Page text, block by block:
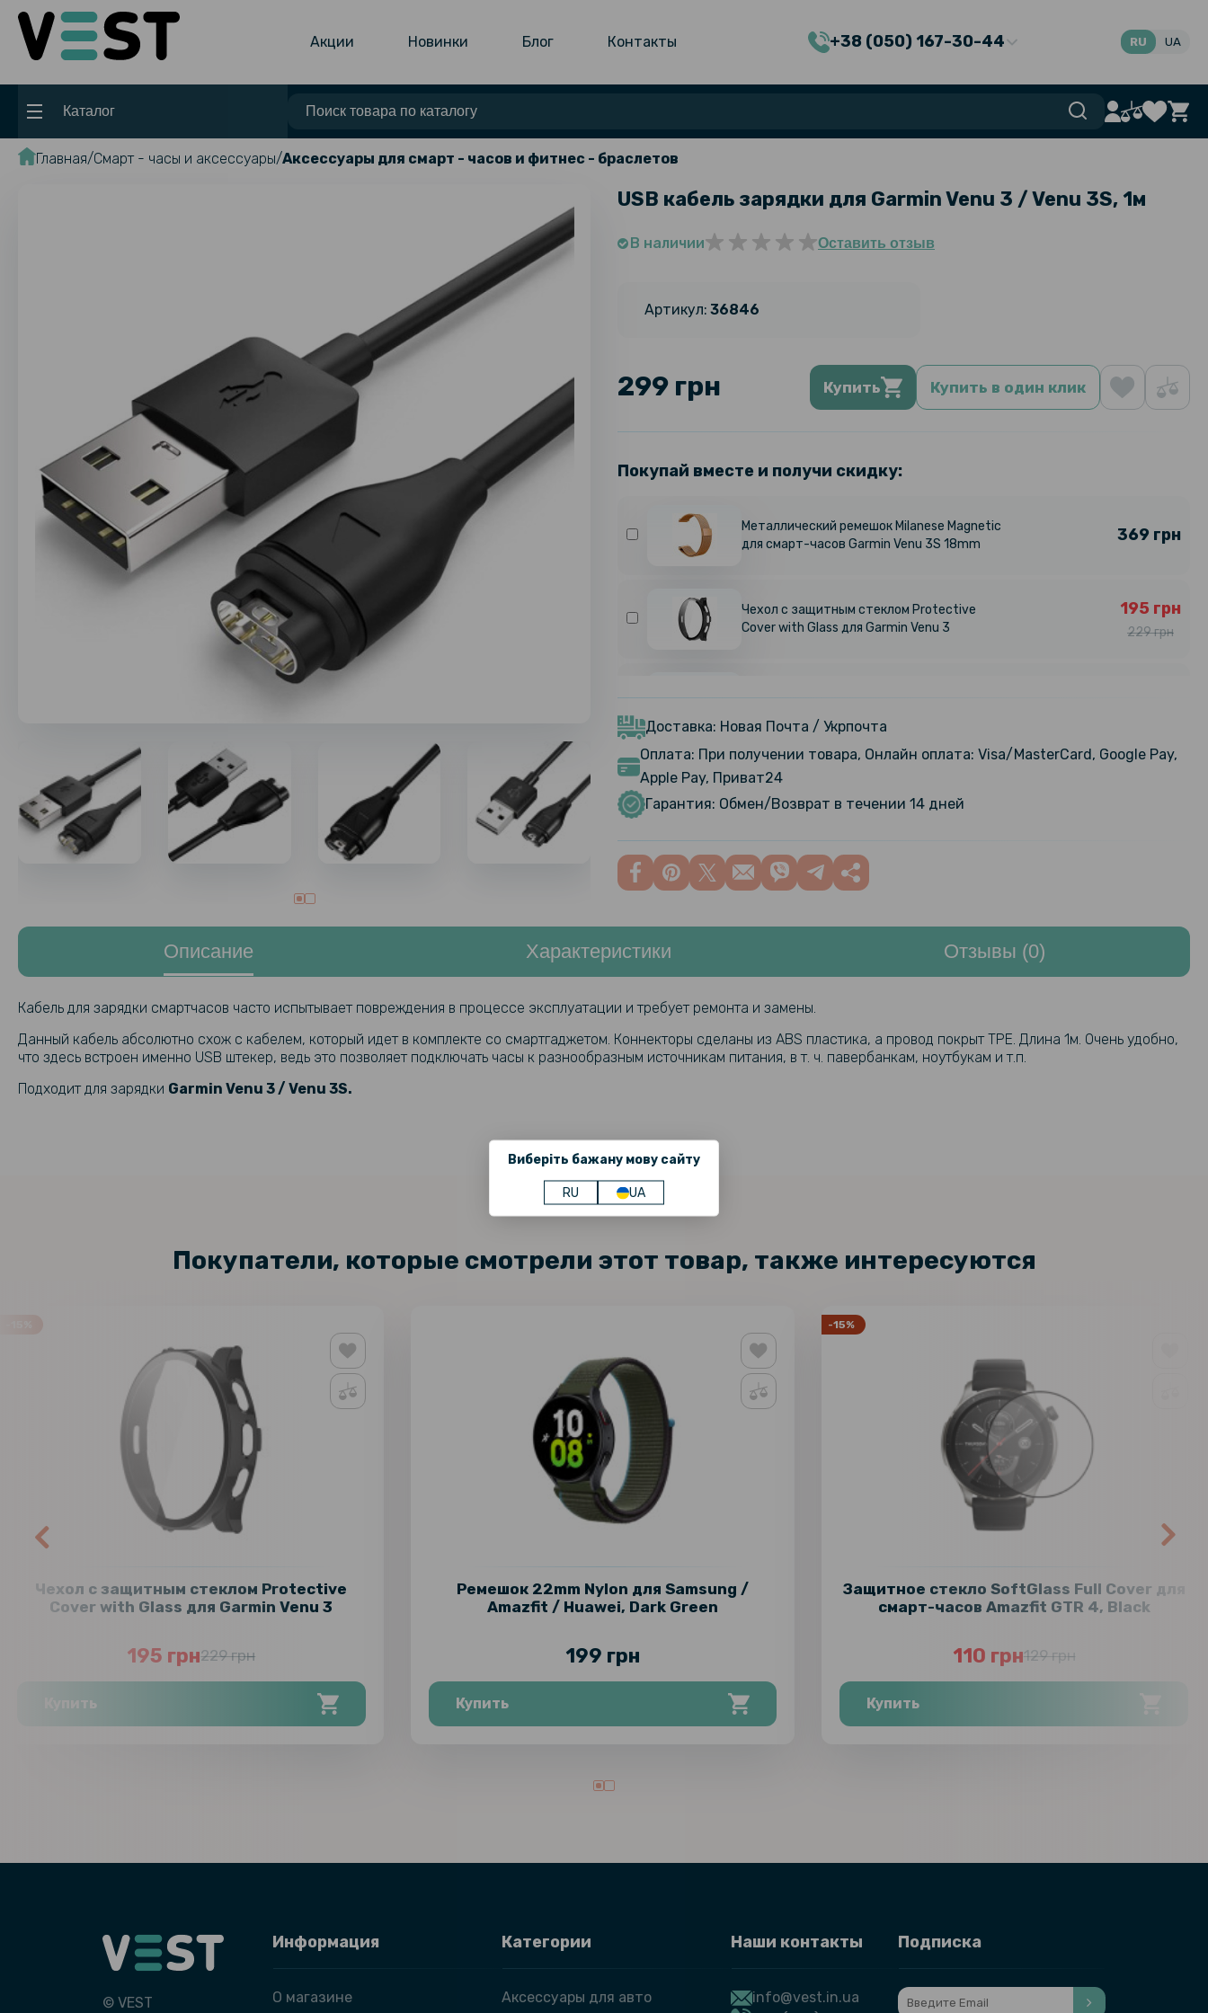
Акции Новинки Блог Контакты +38 (050) 167-30-44
Виберіть бажану мову сайту
RU UA
RU UA
Каталог
Главная Смарт - часы и аксессуары Аксессуары для смарт - часов и фитнес - браслетов
USB кабель зарядки для Garmin Venu 3 / Venu 3S, 1м
В наличии Оставить отзыв
Артикул: 36846
299 грн Купить Купить в один клик
Покупай вместе и получи скидку:
Металлический ремешок Milanese Magnetic
для смарт-часов Garmin Venu 3S 18mm
369 грн
Чехол с защитным стеклом Protective
Cover with Glass для Garmin Venu 3
195 грн
229 грн
SoftGlass Full Cover для Garmin Venu 3
45mm, Black
Противоударное защитное стекло
SoftGlass Full Cover PMMA для Garmin Venu
3S, Black
Доставка: Новая Почта / Укрпочта
Оплата: При получении товара, Онлайн оплата: Visa/MasterCard, Google Pay,
Apple Pay, Приват24
Гарантия: Обмен/Возврат в течении 14 дней
Описание Характеристики Отзывы (0)
Кабель для зарядки смартчасов часто испытывает повреждения в процессе эксплуатации и требует ремонта и замены.
Данный кабель абсолютно схож с кабелем, который идет в комплекте со смартгаджетом. Коннекторы сделаны из ABS пластика, а провод покрыт TPE. Длина 1м. Очень удобно,
что здесь встроен именно USB штекер, ведь это позволяет подключать часы к разнообразным источникам питания, в т. ч. павербанкам, ноутбукам и т.п.
Подходит для зарядки Garmin Venu 3 / Venu 3S.
Покупатели, которые смотрели этот товар, также интересуются
Чехол с защитным стеклом Protective
Cover with Glass для Garmin Venu 3
195 грн229 грн
Купить
Ремешок 22mm Nylon для Samsung /
Amazfit / Huawei, Dark Green
199 грн
Купить
-15%
Защитное стекло SoftGlass Full Cover для
смарт-часов Amazfit GTR 4, Black
110 грн129 грн
Купить
© VEST
Информация
О магазине
Категории
Аксессуары для авто
Наши контакты
info@vest.in.ua
Подписка